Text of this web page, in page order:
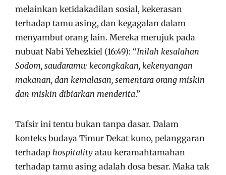
melainkan ketidakadilan sosial, kekerasan
terhadap tamu asing, dan kegagalan dalam
menyambut orang lain. Mereka merujuk pada
nubuat Nabi Yehezkiel (16:49): “Inilah kesalahan
Sodom, saudaramu: kecongkakan, kekenyangan
makanan, dan kemalasan, sementara orang miskin
dan miskin dibiarkan menderita.”
Tafsir ini tentu bukan tanpa dasar. Dalam
konteks budaya Timur Dekat kuno, pelanggaran
terhadap hospitality atau keramahtamahan
terhadap tamu asing adalah dosa besar. Maka tak